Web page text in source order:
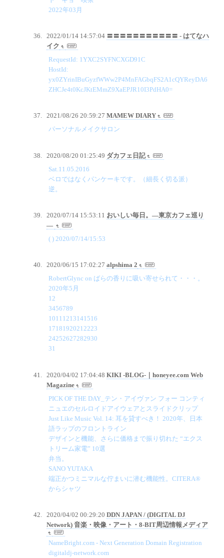
2022年03月
2022/01/14 14:57:04 〓〓〓〓〓〓〓〓〓〓〓 - はてなハ
イク
RequestId: 1YXC2SYFNCXGD91C
HostId:
yx0ZYrinIBuGyzfWWw2P4MnFAGbqFS2A1cQYReyDA6
ZHCJe4t0KcJKtEMmZ9XaEPJR10I3PdHA0=
2021/08/26 20:59:27 MAMEW DIARY
パーソナルメイクサロン
2020/08/20 01:25:49 ダカフェ日記
Sat.11.05.2016
ベロではなくパンケーキです。（細長く切る派）
逆。
2020/07/14 15:53:11 おいしい毎日。―東京カフェ巡り
―
( ) 2020/07/14/15:53
2020/06/15 17:02:27 alpshima 2
RobertGlync on ばらの香りに吸い寄せられて・・・。
2020年5月
12
3456789
10111213141516
17181920212223
24252627282930
31
2020/04/02 17:04:48 KIKI -BLOG-｜honeyee.com Web
Magazine
PICK OF THE DAY_テン・アイヴァン フォー コンティ
ニュエのセルロイドアイウェアとスライドクリップ
Just Like Music Vol. 14: 耳を貸すべき！ 2020年、日本
語ラップのフロントライン
デザインと機能、さらに価格まで振り切れた “エクス
トリーム家電” 10選
弁当。
SANO YUTAKA
端正かつミニマルな佇まいに潜む機能性。CITERA®
からシャツ
2020/04/02 00:29:20 DDN JAPAN / (DIGITAL DJ
Network) 音楽・映像・アート・8-BIT周辺情報メディア
NameBright.com - Next Generation Domain Registration
digitaldj-network.com